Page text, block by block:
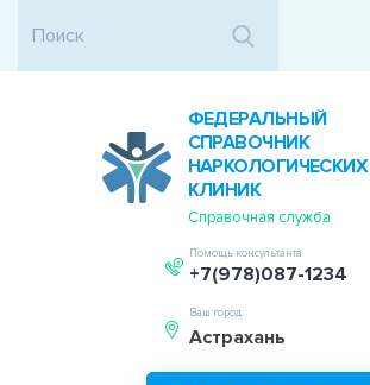
ФЕДЕРАЛЬНЫЙ
СПРАВОЧНИК
НАРКОЛОГИЧЕСКИХ
КЛИНИК
Справочная служба
Помощь консультанта
+7(978)087-1234
Ваш город:
Астрахань